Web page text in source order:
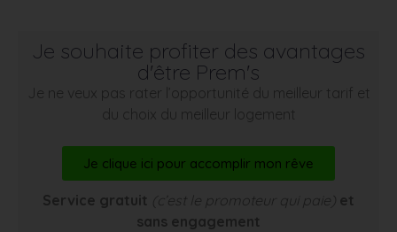
Je souhaite profiter des avantages
d'être Prem's
Je ne veux pas rater l’opportunité du meilleur tarif et
du choix du meilleur logement
Je clique ici pour accomplir mon rêve
Service gratuit (c’est le promoteur qui paie) et
sans engagement